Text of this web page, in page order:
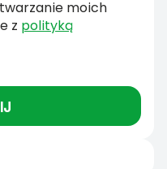
moich
z polityką